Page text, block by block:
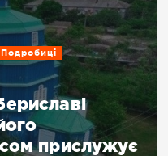
Подробиці
прислужує